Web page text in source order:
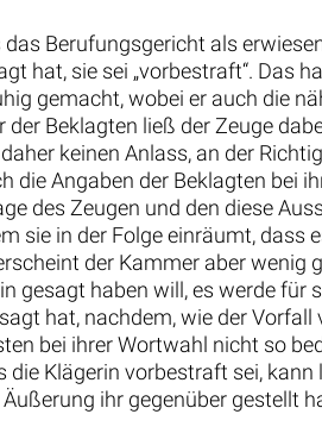
Berufungsgericht als
hat, sie sei „vorbestraft“. Das
gemacht, wobei er auch die
Beklagten ließ der Zeuge
keinen Anlass, an der
Angaben der Beklagten bei
des Zeugen und den diese
sie in der Folge einräumt,
der Kammer aber wenig
gesagt haben will, es werde für
hat, nachdem, wie der
bei ihrer Wortwahl nicht so
Klägerin vorbestraft sei,
ihr gegenüber gestellt